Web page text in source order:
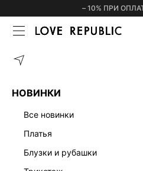
– 10% ПРИ
НОВИНКИ
все новинки
платья
блузки и рубашки
ГЛАВНАЯ
МИДИ ОФИСНЫЕ